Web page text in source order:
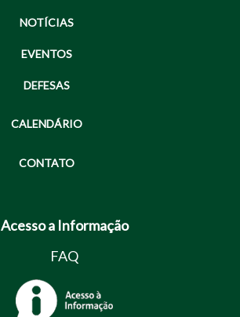
NOTÍCIAS
EVENTOS
DEFESAS
CALENDÁRIO
CONTATO
Acesso a Informação
FAQ